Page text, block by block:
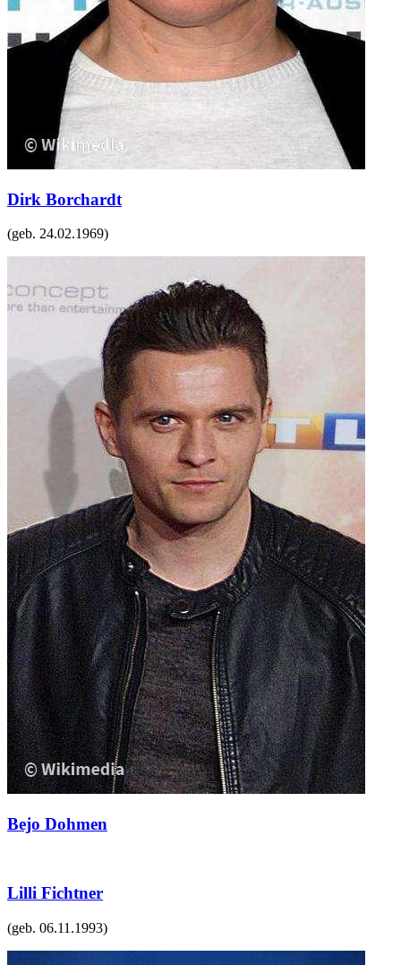
Dirk Borchardt
(geb. 24.02.1969)
Bejo Dohmen
Lilli Fichtner
(geb. 06.11.1993)